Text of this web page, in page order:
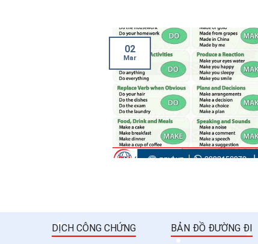
02
Mar
DỊCH CÔNG CHỨNG BẢN ĐỒ ĐƯỜNG ĐI